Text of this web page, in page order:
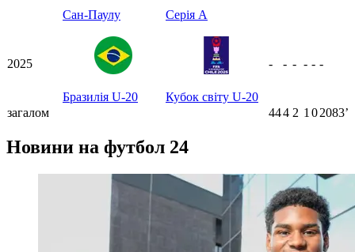
Сан-Паулу Серія А
2025
Бразилія U-20 Кубок світу U-20
- - - - - -
загалом 444 2 1 02083ʼ
Новини на футбол 24